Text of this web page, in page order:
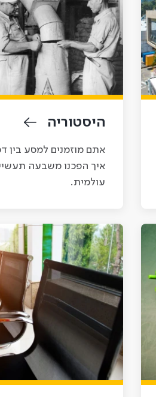
היסטוריה
אתם מוזמנים למסע בין
איך הפכנו משבעה
עולמית.